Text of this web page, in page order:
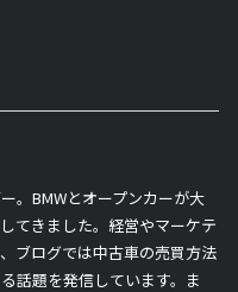
。BMWとオープンカーが大
てきました。経営やマーケテ
ブログでは中古車の売買方法
話題を発信しています。ま